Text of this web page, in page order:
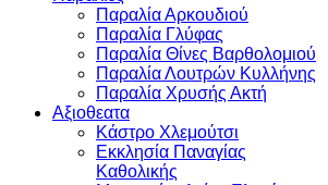
Παραλία Αρκουδιού
Παραλία Γλύφας
Παραλία Θίνες Βαρθολομιού
Παραλία Λουτρών Κυλλήνης
Παραλία Χρυσής Ακτή
Αξιοθεατα
Κάστρο Χλεμούτσι
Εκκλησία Παναγίας
Καθολικής